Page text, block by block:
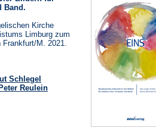
Band.
Kirche
Limburg zum
M. 2021.
Schlegel
Peter Reulein